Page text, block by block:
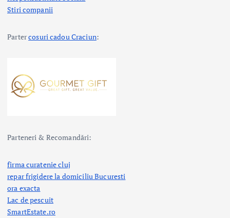
Stiri companii
Partercosuri cadou Craciun:
Parteneri & Recomandări:
firma curatenie cluj
repar frigidere la domiciliu Bucuresti
ora exacta
Lac de pescuit
SmartEstate.ro